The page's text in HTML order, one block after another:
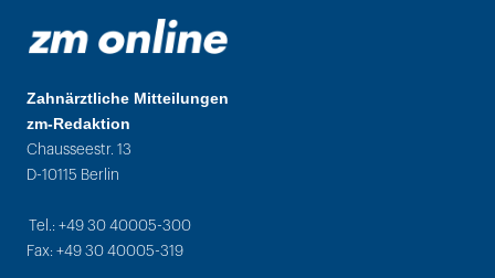
Zahnärztliche Mitteilungen
zm-Redaktion
Chausseestr. 13
D-10115 Berlin
Tel.: +49 30 40005-300
Fax: +49 30 40005-319